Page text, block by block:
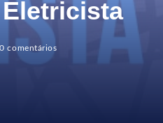
0 comentários